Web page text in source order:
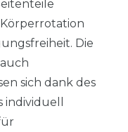
Die
sich dank des